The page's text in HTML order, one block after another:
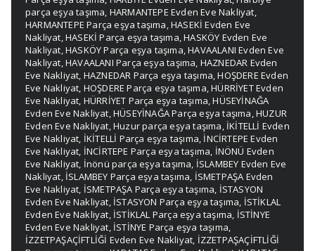
parça eşya taşıma, HARMANTEPE Evden Eve Nakliyat,
HARMANTEPE Parça eşya taşıma,HASEKİ Evden Eve
Nakliyat,HASEKİ Parça eşya taşıma,HASKÖY Evden Eve
Nakliyat,HASKÖY Parça eşya taşıma,HAVAALANI Evden Eve
Nakliyat,HAVAALANI Parça eşya taşıma, HAZNEDAR Evden
Eve Nakliyat, HAZNEDAR Parça eşya taşıma,HOŞDERE Evden
Eve Nakliyat, HOŞDERE Parça eşya taşıma,HÜRRİYET Evden
Eve Nakliyat, HÜRRİYET Parça eşya taşıma,HÜSEYİNAĞA
Evden Eve Nakliyat,HÜSEYİNAĞA Parça eşya taşıma,HUZUR
Evden Eve Nakliyat,Huzur parça eşya taşıma, İKİTELLİ Evden
Eve Nakliyat, İKİTELLİ Parça eşya taşıma, İNCİRTEPE Evden
Eve Nakliyat, İNCİRTEPE Parça eşya taşıma, İNÖNÜ Evden
Eve Nakliyat, İnönü parça eşya taşıma, İSLAMBEY Evden Eve
Nakliyat, İSLAMBEY Parça eşya taşıma, İSMETPAŞA Evden
Eve Nakliyat, İSMETPAŞA Parça eşya taşıma, İSTASYON
Evden Eve Nakliyat, İSTASYON Parça eşya taşıma, İSTİKLAL
Evden Eve Nakliyat, İSTİKLAL Parça eşya taşıma, İSTİNYE
Evden Eve Nakliyat, İSTİNYE Parça eşya taşıma,
İZZETPAŞAÇİFTLİĞİ Evden Eve Nakliyat, İZZETPAŞAÇİFTLİĞİ